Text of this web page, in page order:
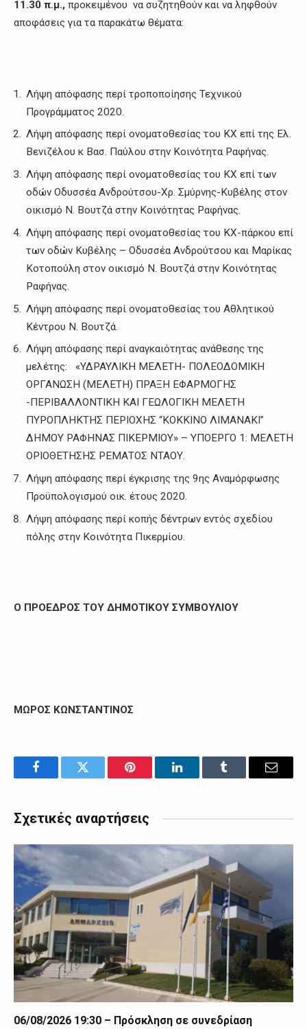
11.30 π.μ., προκειμένου να συζητηθούν και να ληφθούν
αποφάσεις για τα παρακάτω θέματα:
Λήψη απόφασης περί τροποποίησης Τεχνικού
Προγράμματος 2020.
Λήψη απόφασης περί ονοματοθεσίας του ΚΧ επί της Ελ.
Βενιζέλου κ Βασ. Παύλου στην Κοινότητα Ραφήνας.
Λήψη απόφασης περί ονοματοθεσίας του ΚΧ επί των
οδών Οδυσσέα Ανδρούτσου-Χρ. Σμύρνης-Κυβέλης στον
οικισμό Ν. Βουτζά στην Κοινότητας Ραφήνας.
Λήψη απόφασης περί ονοματοθεσίας του ΚΧ-πάρκου επί
των οδών Κυβέλης – Οδυσσέα Ανδρούτσου και Μαρίκας
Κοτοπούλη στον οικισμό Ν. Βουτζά στην Κοινότητας
Ραφήνας.
Λήψη απόφασης περί ονοματοθεσίας του Αθλητικού
Κέντρου Ν. Βουτζά.
Λήψη απόφασης περί αναγκαιότητας ανάθεσης της
μελέτης: «ΥΔΡΑΥΛΙΚΗ ΜΕΛΕΤΗ- ΠΟΛΕΟΔΟΜΙΚΗ
ΟΡΓΑΝΩΣΗ (ΜΕΛΕΤΗ) ΠΡΑΞΗ ΕΦΑΡΜΟΓΗΣ
-ΠΕΡΙΒΑΛΛΟΝΤΙΚΗ ΚΑΙ ΓΕΩΛΟΓΙΚΗ ΜΕΛΕΤΗ
ΠΥΡΟΠΛΗΚΤΗΣ ΠΕΡΙΟΧΗΣ “ΚΟΚΚΙΝΟ ΛΙΜΑΝΑΚΙ”
ΔΗΜΟΥ ΡΑΦΗΝΑΣ ΠΙΚΕΡΜΙΟΥ» – ΥΠΟΕΡΓΟ 1: ΜΕΛΕΤΗ
ΟΡΙΟΘΕΤΗΣΗΣ ΡΕΜΑΤΟΣ ΝΤΑΟΥ.
Λήψη απόφασης περί έγκρισης της 9ης Αναμόρφωσης
Προϋπολογισμού οικ. έτους 2020.
Λήψη απόφασης περί κοπής δέντρων εντός σχεδίου
πόλης στην Κοινότητα Πικερμίου.
Ο ΠΡΟΕΔΡΟΣ ΤΟΥ ΔΗΜΟΤΙΚΟΥ ΣΥΜΒΟΥΛΙΟΥ
ΜΩΡΟΣ ΚΩΝΣΤΑΝΤΙΝΟΣ
FacebookTwitter Pinterest LinkedInTumblr Email
Σχετικές αναρτήσεις
06/08/2026 19:30 – Πρόσκληση σε συνεδρίαση